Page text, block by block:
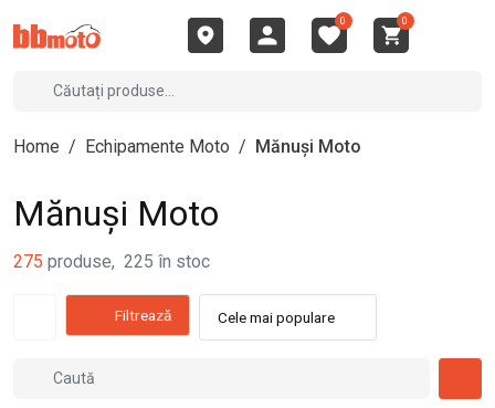
0 0
Home / Echipamente Moto / Mănuși Moto
Mănuși Moto
275 produse, 225 în stoc
Filtrează Cele mai populare